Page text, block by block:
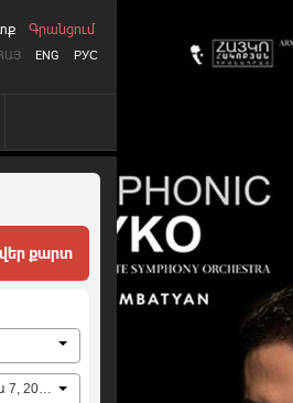
ENG РУС
Գրանցում
քարտ
Ուրբաթ, Օգոստոս 7, 2026